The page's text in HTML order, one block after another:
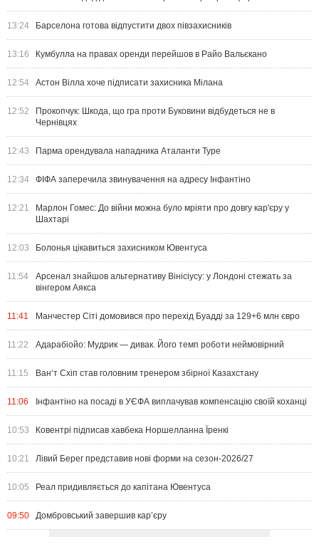
13:24 Барселона готова відпустити двох півзахисників
13:16 Кумбулла на правах оренди перейшов в Райо Вальєкано
12:54 Астон Вілла хоче підписати захисника Мілана
12:52
Прокопчук: Шкода, що гра проти Буковини відбудеться не в
Чернівцях
12:43 Парма орендувала нападника Аталанти Туре
12:34 ФІФА заперечила звинувачення на адресу Інфантіно
12:21
Марлон Гомес: До війни можна було мріяти про довгу кар'єру у
Шахтарі
12:03 Болонья цікавиться захисником Ювентуса
11:54
Арсенал знайшов альтернативу Вінісіусу: у Лондоні стежать за
вінгером Аякса
11:41 Манчестер Сіті домовився про перехід Буадді за 129+6 млн євро
11:22 Адарабіойо: Мудрик — дивак. Його темп роботи неймовірний
11:15 Ван‘т Схіп став головним тренером збірної Казахстану
11:06 Інфантіно на посаді в УЄФА виплачував компенсацію своїй коханці
10:53 Ковентрі підписав хавбека Норшелланна Їренкі
10:21 Лівий Берег представив нові форми на сезон-2026/27
10:05 Реал придивляється до капітана Ювентуса
09:50 Домбровський завершив кар’єру